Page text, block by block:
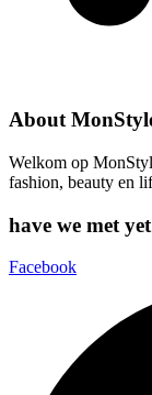
About
Welkom op
fashion, beauty en
have we met
Facebook